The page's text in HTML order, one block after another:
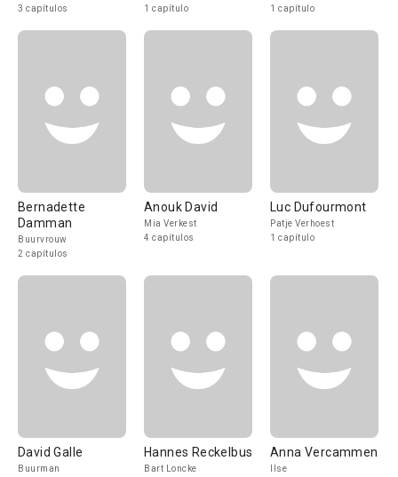
3 capítulos 1 capítulo 1 capítulo
Bernadette
Damman
Buurvrouw
2 capítulos
Anouk David
Mia Verkest
4 capítulos
Luc Dufourmont
Patje Verhoest
1 capítulo
David Galle
Buurman
Hannes Reckelbus
Bart Loncke
Anna Vercammen
Ilse